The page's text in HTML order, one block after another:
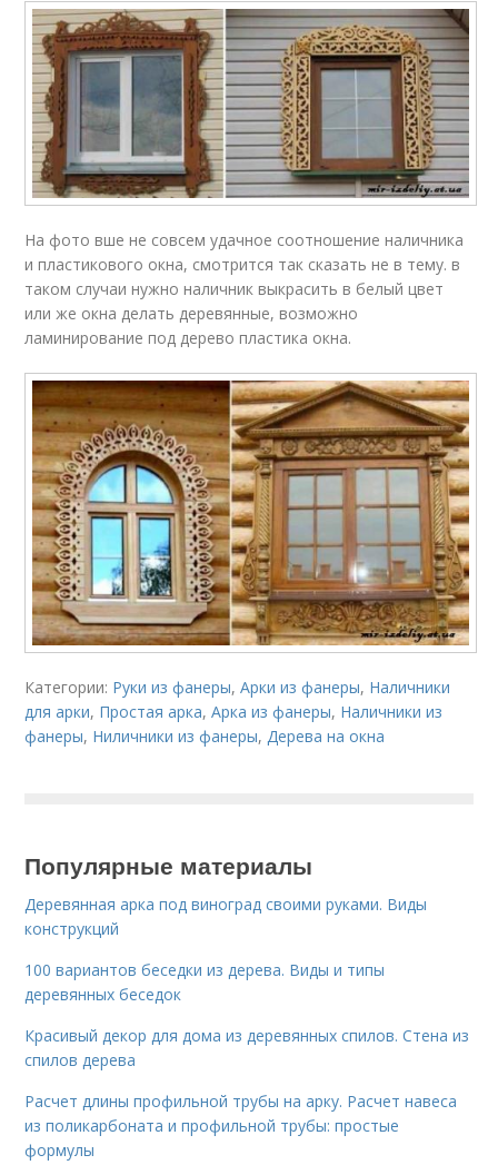
На фото вше не совсем удачное соотношение наличника
и пластикового окна, смотрится так сказать не в тему. в
таком случаи нужно наличник выкрасить в белый цвет
или же окна делать деревянные, возможно
ламинирование под дерево пластика окна.
Категории: Руки из фанеры,Арки из фанеры, Наличники
для арки, Простая арка,Арка из фанеры, Наличники из
фанеры, Ниличники из фанеры, Дерева на окна
Популярные материалы
Деревянная арка под виноград своими руками. Виды
конструкций
100 вариантов беседки из дерева. Виды и типы
деревянных беседок
Красивый декор для дома из деревянных спилов. Стена из
спилов дерева
Расчет длины профильной трубы на арку. Расчет навеса
из поликарбоната и профильной трубы: простые
формулы